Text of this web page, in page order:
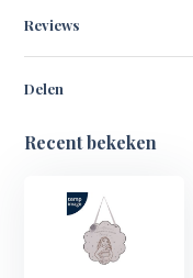
Reviews
Delen
Recent bekeken